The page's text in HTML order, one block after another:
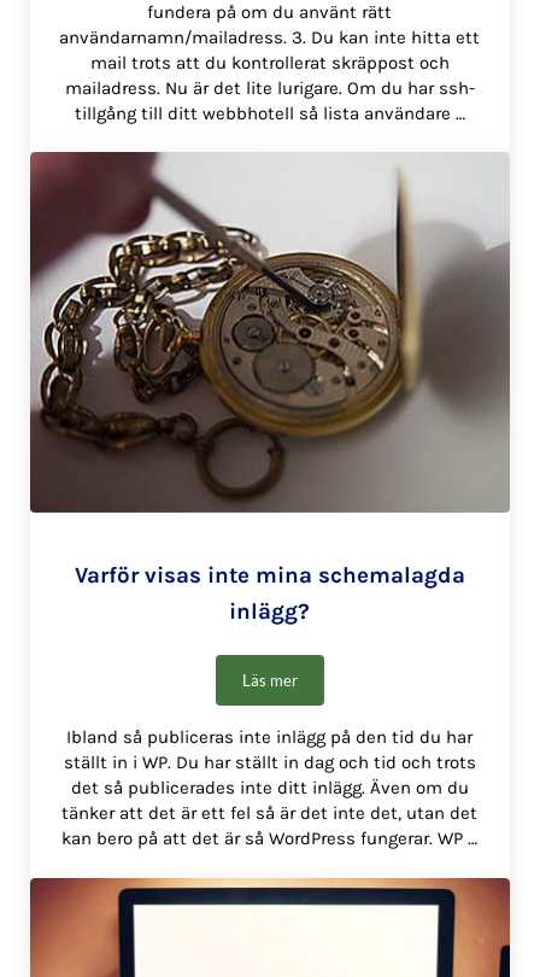
fundera på om du använt rätt
användarnamn/mailadress. 3. Du kan inte hitta ett
mail trots att du kontrollerat skräppost och
mailadress. Nu är det lite lurigare. Om du har ssh-
tillgång till ditt webbhotell så lista användare …
Varför visas inte mina schemalagda
inlägg?
Läs merVarför visas inte mina schemalagda
Ibland så publiceras inte inlägg på den tid du har
ställt in i WP. Du har ställt in dag och tid och trots
det så publicerades inte ditt inlägg. Även om du
tänker att det är ett fel så är det inte det, utan det
kan bero på att det är så WordPress fungerar. WP …